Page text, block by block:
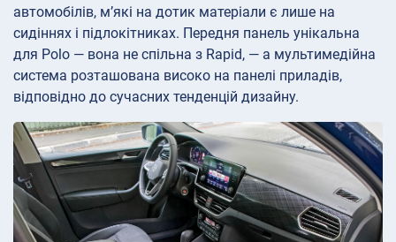
автомобілів, м’які на дотик матеріали є лише на
сидіннях і підлокітниках. Передня панель унікальна
для Polo — вона не спільна з Rapid, — а мультимедійна
система розташована високо на панелі приладів,
відповідно до сучасних тенденцій дизайну.